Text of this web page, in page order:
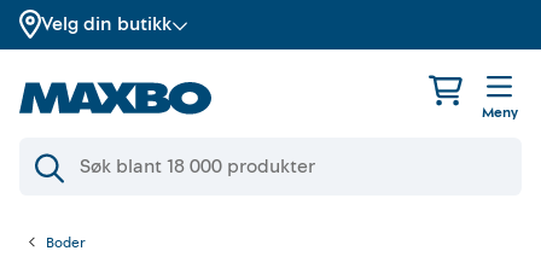
Velg din butikk
Meny
Boder